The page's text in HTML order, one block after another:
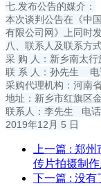
七.发布公告的媒介：
本次谈判公告在《中
有限公司网》上同时发
八、联系人及联系方式
采 购 人：新乡南太行
联 系 人：孙先生 电
采购代理机构：河南
地址：新乡市红旗区
联系人：李先生 电
2019年12月 5 日
上一篇 : 郑州
传片拍摄制作
下一篇 : 没有